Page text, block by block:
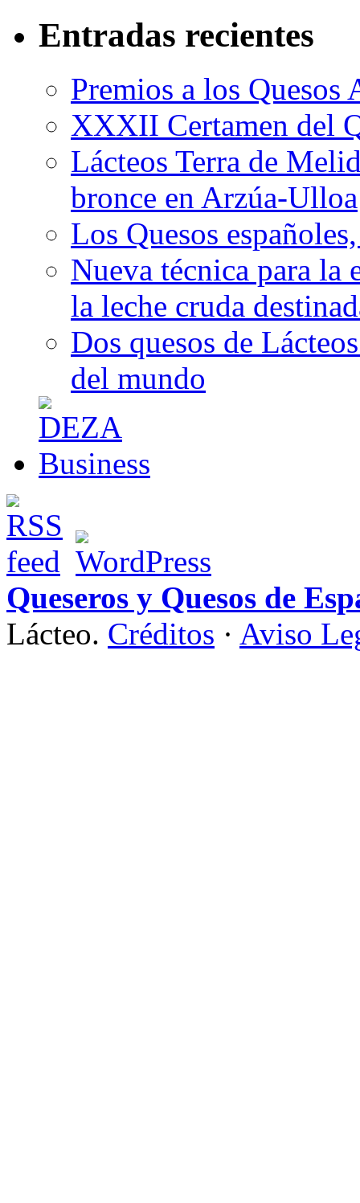
Entradas recientes
Premios a los Quesos
XXXII Certamen del
Lácteos Terra de
bronce en Arzúa-Ulloa
Los Quesos
Nueva técnica para la
la leche cruda
Dos quesos de
del mundo
Queseros y Quesos de
Lácteo. Créditos · Aviso